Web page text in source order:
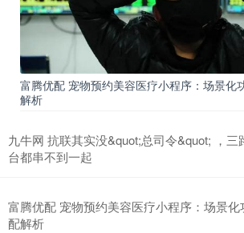
富腾优配 宠物预约美容医疗小程序：场景化
解析
九牛网 抗联其实没&quot;总司令&quot; ，
台都串不到一起
富腾优配 宠物预约美容医疗小程序：场景
配解析